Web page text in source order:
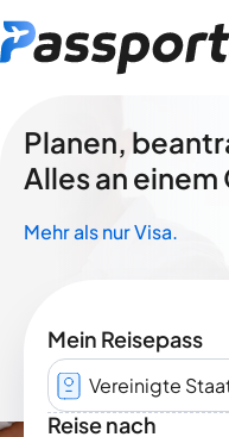
Planen,
Alles an einem
Mehr als nur Visa.
Mein Reisepass
Vereinigte
Reise nach